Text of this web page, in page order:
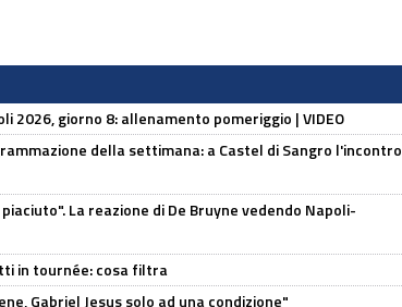
2026, giorno 8: allenamento pomeriggio | VIDEO
della settimana: a Castel di Sangro l'incontro
La reazione di De Bruyne vedendo Napoli-
in tournée: cosa filtra
Gabriel Jesus solo ad una condizione"